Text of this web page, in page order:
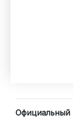
Официальный